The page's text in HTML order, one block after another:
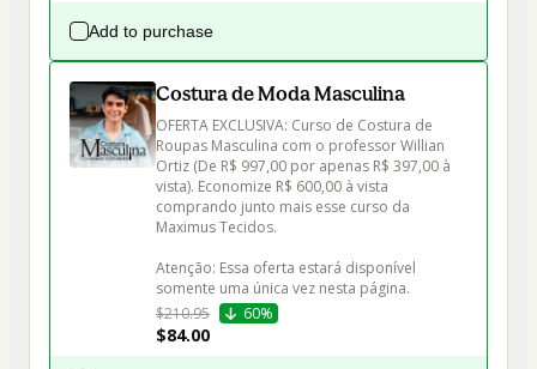
Add to purchase
Costura de Moda Masculina
OFERTA EXCLUSIVA: Curso de Costura de
Roupas Masculina com o professor Willian
Ortiz (De R$ 997,00 por apenas R$ 397,00 à
vista). Economize R$ 600,00 à vista
comprando junto mais esse curso da
Maximus Tecidos.
Atenção: Essa oferta estará disponível
somente uma única vez nesta página.
$210.95
60%
$84.00